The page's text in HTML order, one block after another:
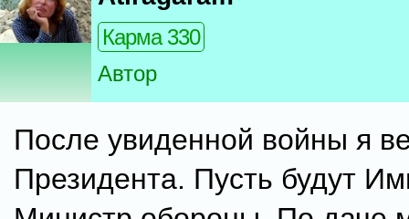
Карма 330
Автор
После увиденной войны я
Президента. Пусть будут